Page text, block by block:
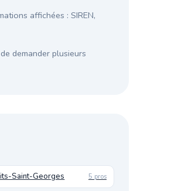
affichées : SIREN,
demander plusieurs
Saint-Georges 5 pros